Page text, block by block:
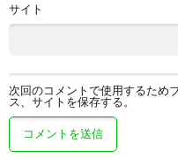
サイト
次回のコメントで使用するため
ス、サイトを保存する。